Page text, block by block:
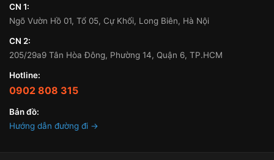
CN 1:
Ngõ Vườn Hồ 01, Tổ 05, Cự Khối, Long Biên, Hà Nội
CN 2:
205/29a9 Tân Hòa Đông, Phường 14, Quận 6, TP.HCM
Hotline:
0902 808 315
Bản đồ:
Hướng dẫn đường đi →